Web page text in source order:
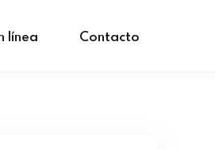
línea Contacto